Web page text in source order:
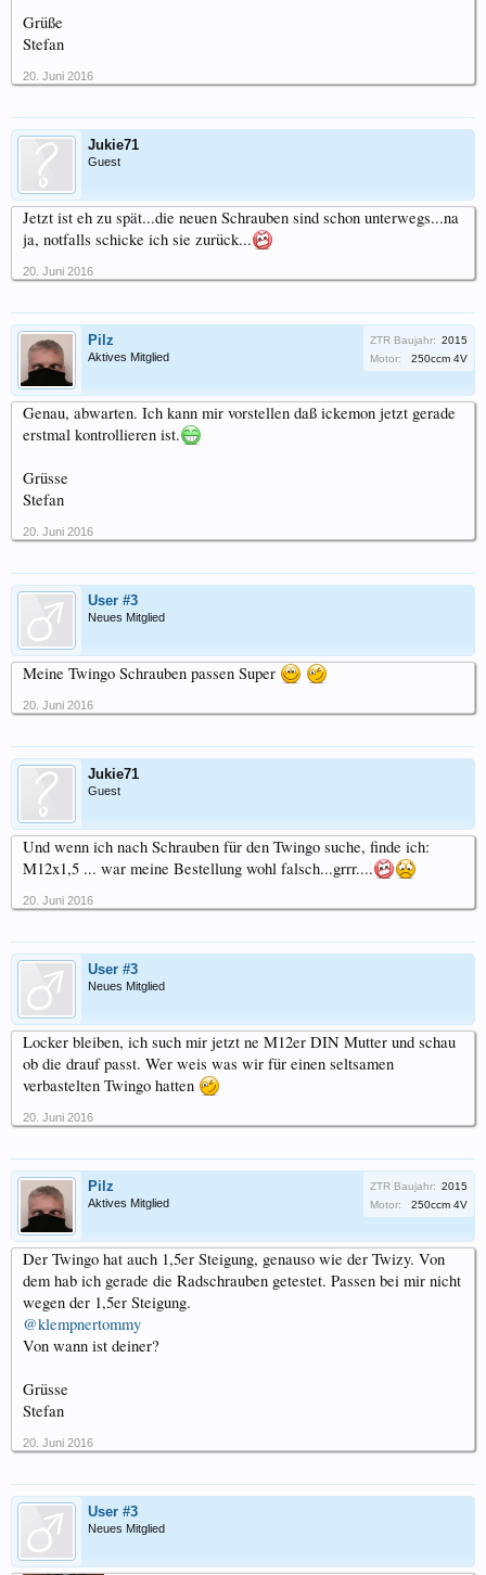
Grüße
Stefan
20. Juni 2016
Jukie71
Guest
Jetzt ist eh zu spät...die neuen Schrauben sind schon unterwegs...na
ja, notfalls schicke ich sie zurück...
20. Juni 2016
Pilz
Aktives Mitglied
ZTR Baujahr: 2015
Motor:
250ccm 4V
Genau, abwarten. Ich kann mir vorstellen daß ickemon jetzt gerade
erstmal kontrollieren ist.
Grüsse
Stefan
20. Juni 2016
User #3
Neues Mitglied
Meine Twingo Schrauben passen Super
20. Juni 2016
Jukie71
Guest
Und wenn ich nach Schrauben für den Twingo suche, finde ich:
M12x1,5 ... war meine Bestellung wohl falsch...grrr....
20. Juni 2016
User #3
Neues Mitglied
Locker bleiben, ich such mir jetzt ne M12er DIN Mutter und schau
ob die drauf passt. Wer weis was wir für einen seltsamen
verbastelten Twingo hatten
20. Juni 2016
Pilz
Aktives Mitglied
ZTR Baujahr: 2015
Motor:
250ccm 4V
Der Twingo hat auch 1,5er Steigung, genauso wie der Twizy. Von
dem hab ich gerade die Radschrauben getestet. Passen bei mir nicht
wegen der 1,5er Steigung.
@klempnertommy
Von wann ist deiner?
Grüsse
Stefan
20. Juni 2016
User #3
Neues Mitglied